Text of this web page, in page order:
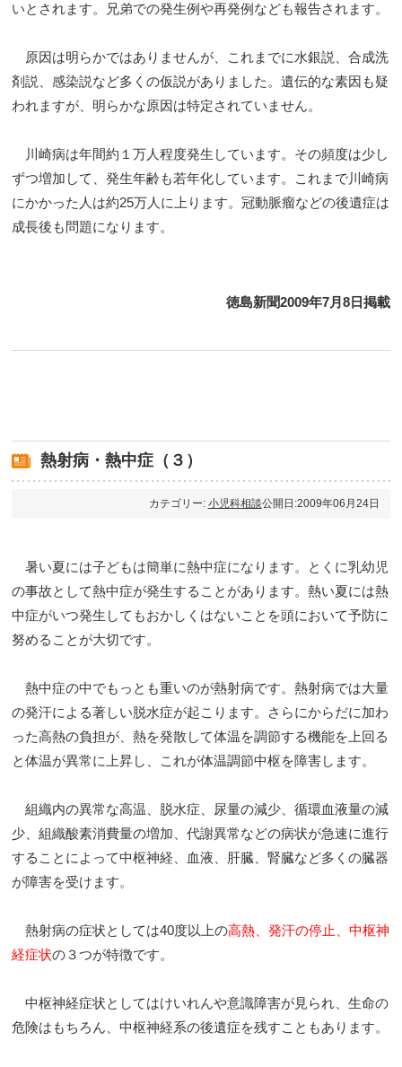
いとされます。兄弟での発生例や再発例なども報告されます。
原因は明らかではありませんが、これまでに水銀説、合成洗
剤説、感染説など多くの仮説がありました。遺伝的な素因も疑
われますが、明らかな原因は特定されていません。
川崎病は年間約１万人程度発生しています。その頻度は少し
ずつ増加して、発生年齢も若年化しています。これまで川崎病
にかかった人は約25万人に上ります。冠動脈瘤などの後遺症は
成長後も問題になります。
徳島新聞2009年7月8日掲載
熱射病・熱中症（３）
カテゴリー: 小児科相談公開日:2009年06月24日
暑い夏には子どもは簡単に熱中症になります。とくに乳幼児
の事故として熱中症が発生することがあります。熱い夏には熱
中症がいつ発生してもおかしくはないことを頭において予防に
努めることが大切です。
熱中症の中でもっとも重いのが熱射病です。熱射病では大量
の発汗による著しい脱水症が起こります。さらにからだに加わ
った高熱の負担が、熱を発散して体温を調節する機能を上回る
と体温が異常に上昇し、これが体温調節中枢を障害します。
組織内の異常な高温、脱水症、尿量の減少、循環血液量の減
少、組織酸素消費量の増加、代謝異常などの病状が急速に進行
することによって中枢神経、血液、肝臓、腎臓など多くの臓器
が障害を受けます。
熱射病の症状としては40度以上の高熱、発汗の停止、中枢神
経症状の３つが特徴です。
中枢神経症状としてはけいれんや意識障害が見られ、生命の
危険はもちろん、中枢神経系の後遺症を残すこともあります。